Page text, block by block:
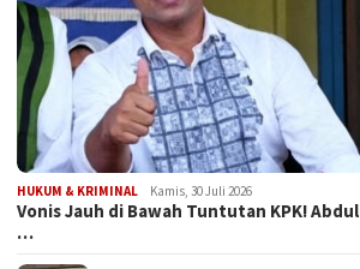
HUKUM & KRIMINAL Kamis, 30 Juli 2026
Vonis Jauh di Bawah Tuntutan KPK! Abdul
…